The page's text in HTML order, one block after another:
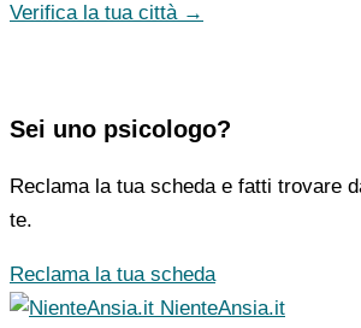
Verifica la tua città →
Sei uno psicologo?
Reclama la tua scheda e fatti trovare
te.
Reclama la tua scheda
NienteAnsia.it